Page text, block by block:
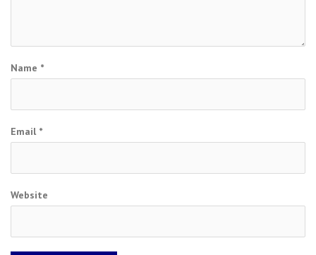
Name *
Email *
Website